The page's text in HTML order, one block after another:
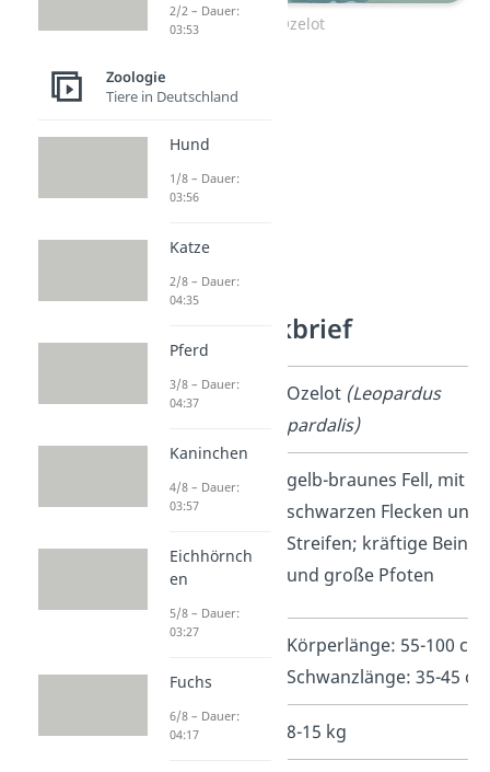
Ozelot
Ozelot Steckbrief
Name Ozelot (Leopardus
pardalis)
Aussehen
gelb-braunes Fell, mit
schwarzen Flecken und
Streifen; kräftige Beine
und große Pfoten
Körperlänge: 55-100 cm,
Schwanzlänge: 35-45 cm
Gewicht 8-15 kg
2/2 – Dauer:
03:53
Zoologie
Tiere in Deutschland
Hund
1/8 – Dauer:
03:56
Katze
2/8 – Dauer:
04:35
Pferd
3/8 – Dauer:
04:37
Kaninchen
4/8 – Dauer:
03:57
Eichhörnch
en
5/8 – Dauer:
03:27
Fuchs
6/8 – Dauer:
04:17